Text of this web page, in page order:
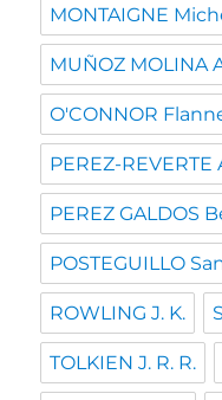
MONTAIGNE
MUÑOZ MOLINA
O'CONNOR
PEREZ-
PEREZ GALDOS
POSTEGUILLO
ROWLING J. K.
TOLKIEN J. R. R.